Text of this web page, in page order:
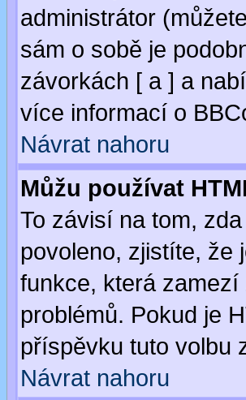
administrátor
sám o sobě je
závorkách [ a ] a
více informací o
Návrat nahoru
Můžu používat
To závisí na tom,
povoleno, zjistíte, že
funkce, která
problémů. Pokud je
příspěvku tuto volbu
Návrat nahoru